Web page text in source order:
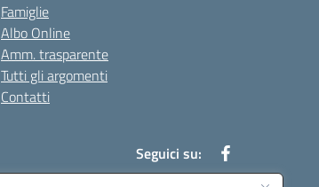
Famiglie
Albo Online
Amm. trasparente
Tutti gli argomenti
Contatti
Seguici su: